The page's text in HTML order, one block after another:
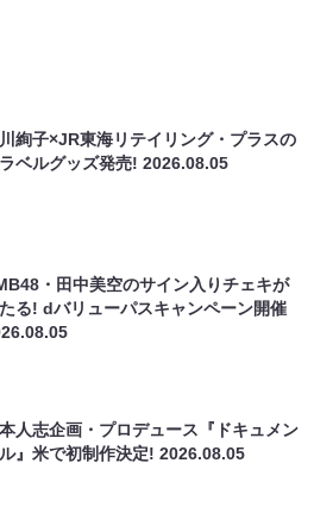
絢子×JR東海リテイリング・プラスの
ラベルグッズ発売!2026.08.05
・田中美空のサイン入りチェキが
る! dバリューパスキャンペーン開催
人志企画・プロデュース『ドキュメン
』米で初制作決定!2026.08.05